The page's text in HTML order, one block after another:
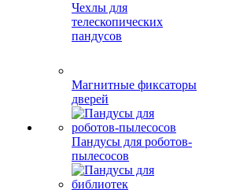
Чехлы для
телескопических
пандусов
Магнитные фиксаторы
дверей
Пандусы для роботов-
пылесосов